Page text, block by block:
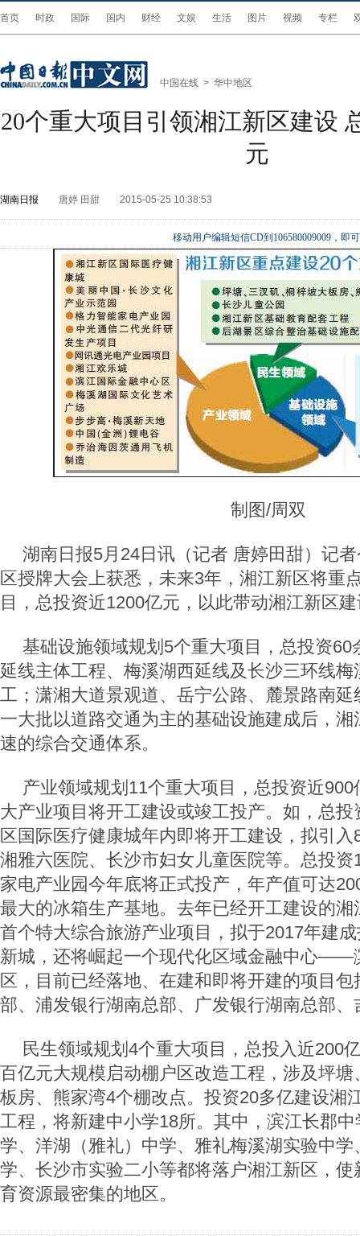
首页 时政 国际 国内 财经 文娱 生活 图片 视频 专栏
中国在线 > 华中地区
20个重大项目引领湘江新区建设
元
湖南日报 唐婷 田甜 2015-05-25 10:38:53
移动用户编辑短信CD到106580009009，即
制图/周双
湖南日报5月24日讯（记者 唐婷田甜）记
区授牌大会上获悉，未来3年，湘江新区将重
目，总投资近1200亿元，以此带动湘江新区
基础设施领域规划5个重大项目，总投资60
延线主体工程、梅溪湖西延线及长沙三环线
工；潇湘大道景观道、岳宁公路、麓景路南
一大批以道路交通为主的基础设施建成后，
速的综合交通体系。
产业领域规划11个重大项目，总投资近
大产业项目将开工建设或竣工投产。如，总
区国际医疗健康城年内即将开工建设，拟引
湘雅六医院、长沙市妇女儿童医院等。总投
家电产业园今年底将正式投产，年产值可达
最大的冰箱生产基地。去年已经开工建设的
首个特大综合旅游产业项目，拟于2017年建
新城，还将崛起一个现代化区域金融中心——
区，目前已经落地、在建和即将开建的项目
部、浦发银行湖南总部、广发银行湖南总部
民生领域规划4个重大项目，总投入近200
百亿元大规模启动棚户区改造工程，涉及坪
板房、熊家湾4个棚改点。投资20多亿建设湘
工程，将新建中小学18所。其中，滨江长郡
学、洋湖（雅礼）中学、雅礼梅溪湖实验中
学、长沙市实验二小等都将落户湘江新区，
育资源最密集的地区。